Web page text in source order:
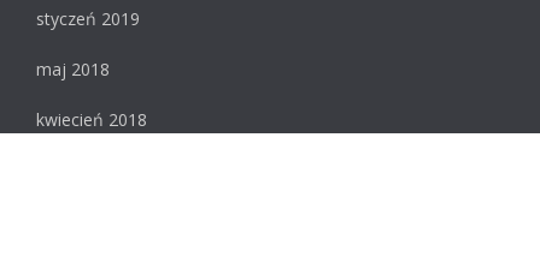
styczeń 2019
maj 2018
kwiecień 2018